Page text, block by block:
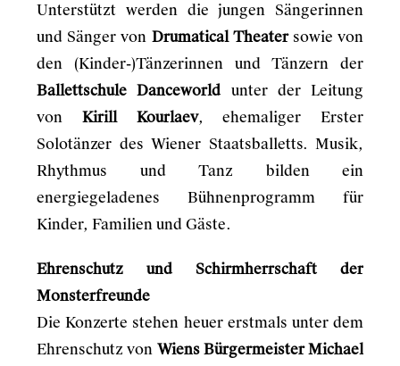
Unterstützt werden die jungen Sängerinnen
und Sänger von Drumatical Theatersowie von
den (Kinder-)Tänzerinnen und Tänzern der
Ballettschule Danceworldunter der Leitung
von Kirill Kourlaev, ehemaliger Erster
Solotänzer des Wiener Staatsballetts. Musik,
Rhythmus und Tanz bilden ein
energiegeladenes Bühnenprogramm für
Kinder, Familien und Gäste.
Ehrenschutz und Schirmherrschaft der
Monsterfreunde
Die Konzerte stehen heuer erstmals unter dem
Ehrenschutz von Wiens Bürgermeister Michael